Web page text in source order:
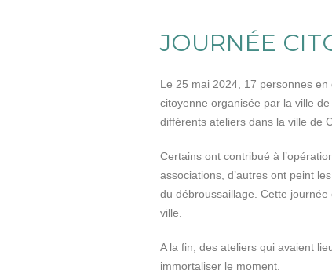
JOURNÉE
Le 25 mai 2024, 17 personnes en
citoyenne organisée par la ville
différents ateliers dans la ville de
Certains ont contribué à
associations, d’autres ont peint
du débroussaillage. Cette
ville.
A la fin, des ateliers qui avaient
immortaliser le moment.